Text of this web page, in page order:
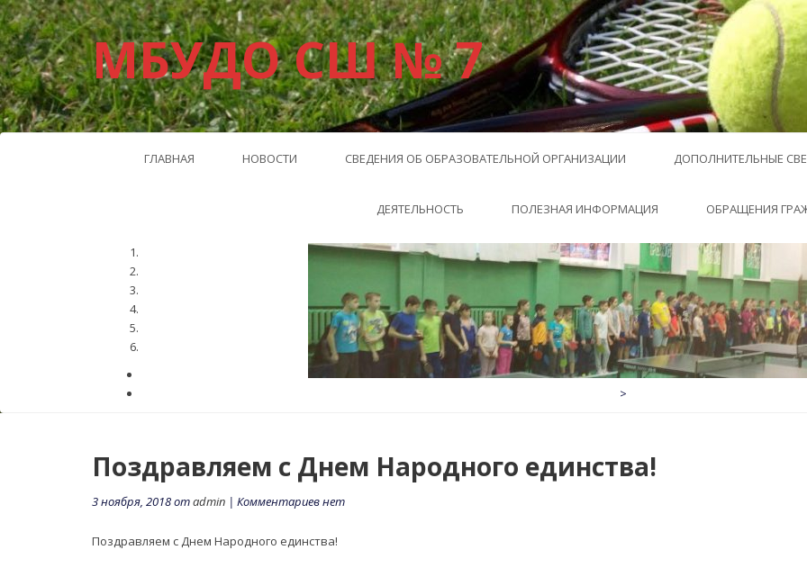
МБУДО СШ № 7
ГЛАВНАЯ НОВОСТИ СВЕДЕНИЯ ОБ ОБРАЗОВАТЕЛЬНОЙ ОРГАНИЗАЦИИ ДОПОЛНИТЕЛЬНЫЕ
ДЕЯТЕЛЬНОСТЬ ПОЛЕЗНАЯ ИНФОРМАЦИЯ ОБРАЩЕНИЯ
2
3
4
5
6
<
>
Поздравляем с Днем Народного единства!
3 ноября, 2018 отadmin | Комментариев нет
Поздравляем с Днем Народного единства!